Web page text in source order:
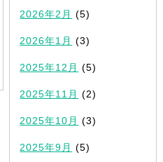
2026年2月 (5)
2026年1月 (3)
2025年12月 (5)
2025年11月 (2)
2025年10月 (3)
2025年9月 (5)